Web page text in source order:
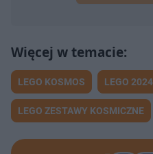
LEGO KOSMOS LEGO 2024
LEGO ZESTAWY KOSMICZNE